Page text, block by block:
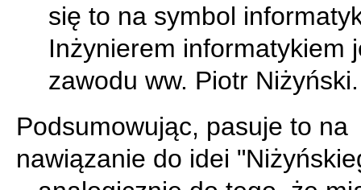
się to na symbol
Inżynierem informatykiem
zawodu ww. Piotr Niżyński.
Podsumowując, pasuje to na
nawiązanie do idei